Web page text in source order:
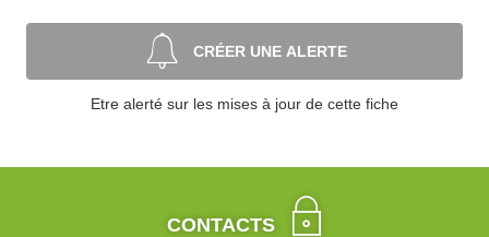
CRÉER UNE ALERTE
Etre alerté sur les mises à jour de cette fiche
CONTACTS